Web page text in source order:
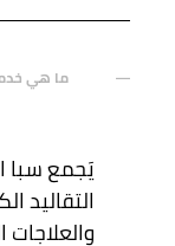
ما هي
يَجمع سبا
التقاليد